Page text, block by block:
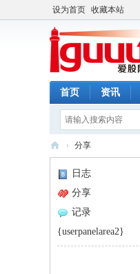
设为首页 收藏本站
首页 资讯
› 分享
日志
分享
记录
{userpanelarea2}